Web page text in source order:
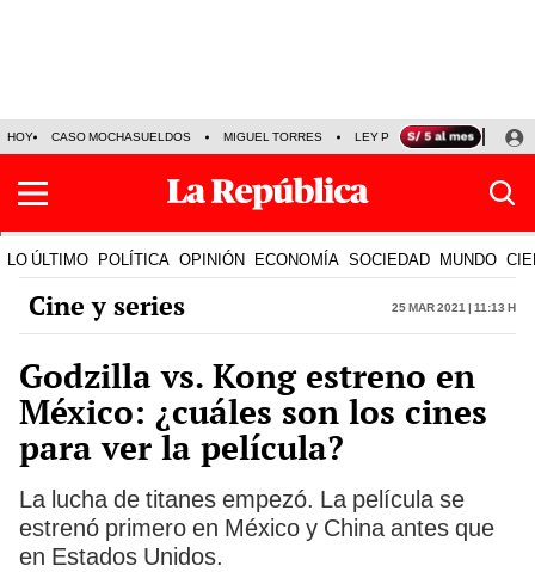
HOY CASO MOCHASUELDOS MIGUEL TORRES LEY PULPÍN PRECIO DEL
LO ÚLTIMO POLÍTICA OPINIÓN ECONOMÍA SOCIEDAD MUNDO
Cine y series 25 Mar 2021 | 11:13 h
Godzilla vs. Kong estreno en
México: ¿cuáles son los cines
para ver la película?
La lucha de titanes empezó. La película se
estrenó primero en México y China antes que
en Estados Unidos.